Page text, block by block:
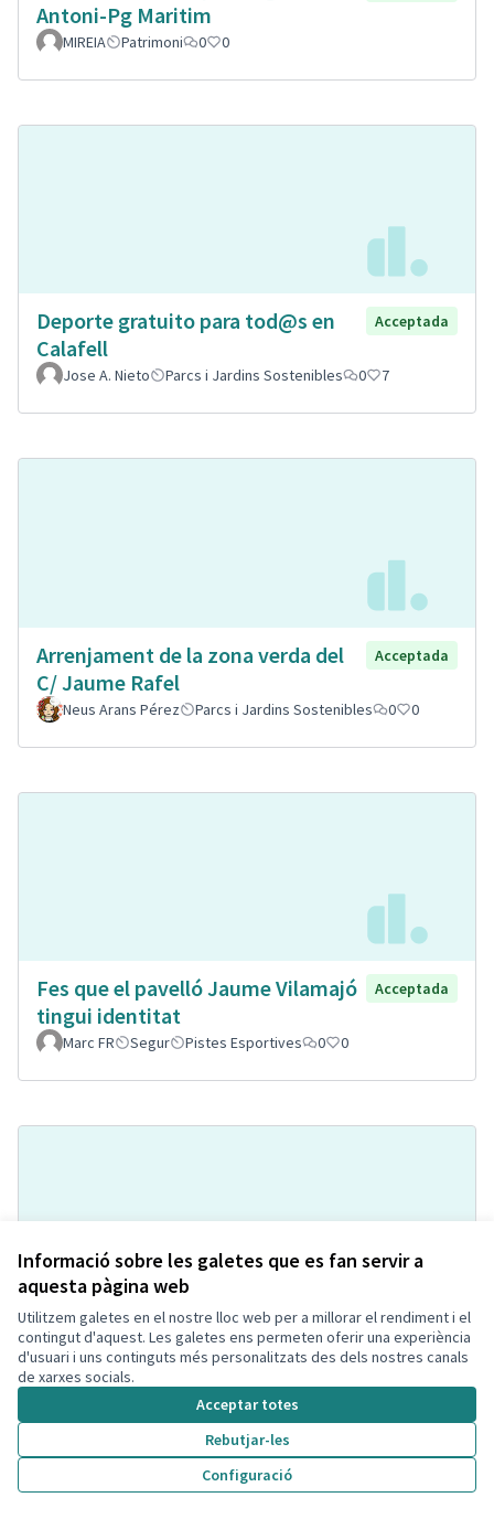
Informació sobre les galetes que es fan servir a
aquesta pàgina web
Utilitzem galetes en el nostre lloc web per a millorar el rendiment i el
contingut d'aquest. Les galetes ens permeten oferir una experiència
d'usuari i uns continguts més personalitzats des dels nostres canals
de xarxes socials.
Acceptar totes
Rebutjar-les
Configuració
Antoni-Pg Maritim
MIREIA Patrimoni 0 0
Deporte gratuito para tod@s en
Calafell
Acceptada
Jose A. Nieto Parcs i Jardins Sostenibles 0 7
Arrenjament de la zona verda del
C/ Jaume Rafel
Acceptada
Neus Arans Pérez Parcs i Jardins Sostenibles 0 0
Fes que el pavelló Jaume Vilamajó
tingui identitat
Acceptada
Marc FR Segur Pistes Esportives 0 0
Pipi-can a la Bòbila de Calafell
Acceptada
Montse Hill
Espai per mascotes 0 2